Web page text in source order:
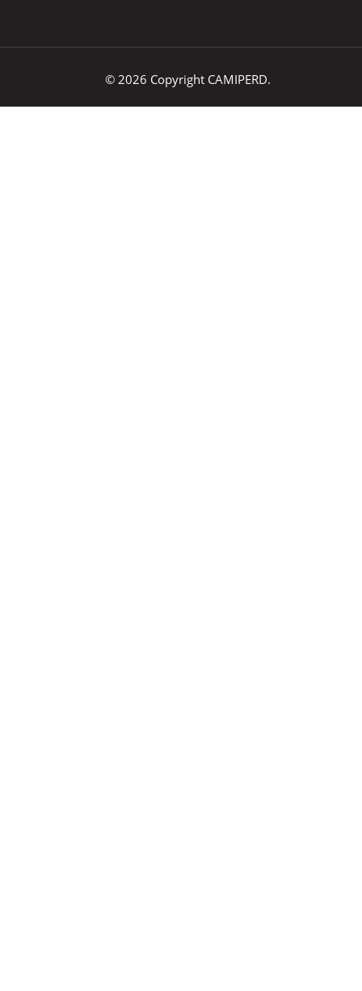
© 2026 Copyright CAMIPERD.